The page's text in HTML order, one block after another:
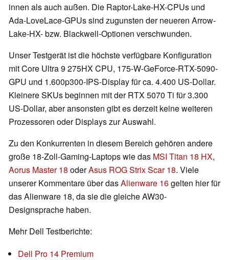
innen als auch außen. Die Raptor-Lake-HX-CPUs und
Ada-LoveLace-GPUs sind zugunsten der neueren Arrow-
Lake-HX- bzw. Blackwell-Optionen verschwunden.
Unser Testgerät ist die höchste verfügbare Konfiguration
mit Core Ultra 9 275HX CPU, 175-W-GeForce-RTX-5090-
GPU und 1.600p300-IPS-Display für ca. 4.400 US-Dollar.
Kleinere SKUs beginnen mit der RTX 5070 Ti für 3.300
US-Dollar, aber ansonsten gibt es derzeit keine weiteren
Prozessoren oder Displays zur Auswahl.
Zu den Konkurrenten in diesem Bereich gehören andere
große 18-Zoll-Gaming-Laptops wie das MSI Titan 18 HX,
Aorus Master 18 oderAsus ROG Strix Scar 18. Viele
unserer Kommentare über dasAlienware 16gelten hier für
das Alienware 18, da sie die gleiche AW30-
Designsprache haben.
Mehr Dell Testberichte:
Dell Pro 14 Premium